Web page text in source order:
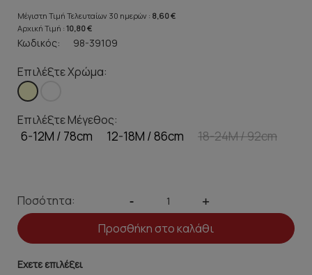
Μέγιστη Τιμή Τελευταίων 30 ημερών : 8,60 €
Αρχική Τιμή : 10,80 €
Κωδικός: 98-39109
Επιλέξτε Χρώμα:
Επιλέξτε Μέγεθος:
6-12M / 78cm 12-18M / 86cm 18-24M / 92cm
Ποσότητα: - +
Προσθήκη στο καλάθι
Εχετε επιλέξει